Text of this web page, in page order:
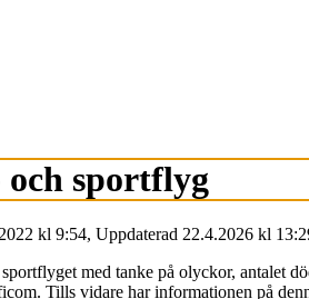
och sportflyg
kl 9:54, Uppdaterad 22.4.2026 kl
med tanke på olyckor,
Tills vidare har informationen på